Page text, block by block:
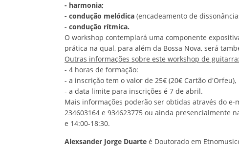
- harmonia;
- condução melódica (encadeamento de
- condução rítmica.
O workshop contemplará uma componente
prática na qual, para além da Bossa Nova, será
Outras informações sobre este workshop de guitarra:
- 4 horas de formação:
- a inscrição tem o valor de 25€ (20€ Cartão d'Orfeu),
- a data limite para inscrições é 7 de abril.
Mais informações poderão ser obtidas através do e-
234603164 e 934623775 ou ainda presencialmente
e 14:00-18:30.
Alexsander Jorge Duarte é Doutorado em